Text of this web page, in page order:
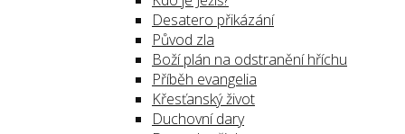
Desatero přikázání
Původ zla
Boží plán na odstranění hříchu
Příběh evangelia
Křesťanský život
Duchovní dary